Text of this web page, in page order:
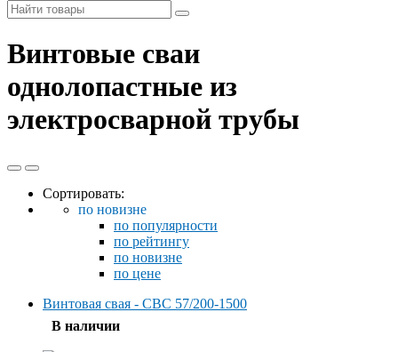
Винтовые сваи
однолопастные из
электросварной трубы
Сортировать:
по новизне
по популярности
по рейтингу
по новизне
по цене
Винтовая свая - СВС 57/200-1500
В наличии